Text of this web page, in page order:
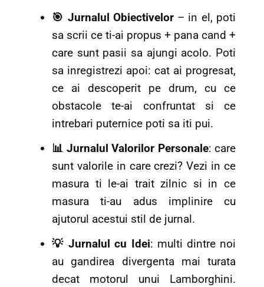
🎯 Jurnalul Obiectivelor– in el, poti
sa scrii ce ti-ai propus + pana cand +
care sunt pasii sa ajungi acolo. Poti
sa inregistrezi apoi: cat ai progresat,
ce ai descoperit pe drum, cu ce
obstacole te-ai confruntat si ce
intrebari puternice poti sa iti pui.
📊 Jurnalul Valorilor Personale: care
sunt valorile in care crezi? Vezi in ce
masura ti le-ai trait zilnic si in ce
masura ti-au adus implinire cu
ajutorul acestui stil de jurnal.
💡 Jurnalul cu Idei: multi dintre noi
au gandirea divergenta mai turata
decat motorul unui Lamborghini.